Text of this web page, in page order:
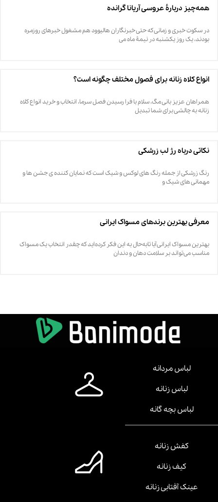
همه‌چیز دربارۀ عروسی آریانا گرانده
در سکوت خبری و زمانی که حتی خبرنگاران هالیوود هم مشغول خبرهای روزمره
بودند، یک روز یکشنبه در نیمۀ ماه می
انواع کلاه زنانه برای فصول مختلف چگونه است؟
همراهان عزیز بانی مگ، سلام با فرا رسیدن فصل سرما، انتخاب و خرید انواع کلاه
زنانه به چالشی برای شما تبدیل
نکاتی درباه رژ لب زرشکی
رنگ زرشکی از جمله رنگ های لوکس و شیک است که نمایان کننده ی جشن ها و
مهمانی های شیک و
معرفی بهترین برندهای مسواک ایرانی
بهترین مسواک ایرانی آیا تابه‌حال به این فکر کرده‌اید که چقدر انتخاب یک مسواک
مناسب می‌تواند بر سلامت دهان و دندان
لباس مردانه
لباس زنانه
لباس بچه گانه
کفش زنانه
کیف زنانه
عینک آفتابی زنانه